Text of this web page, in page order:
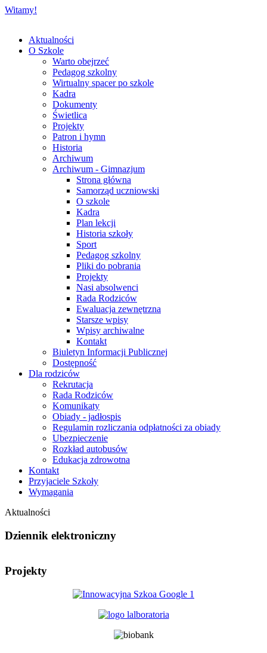
Witamy!
Aktualności
O Szkole
Warto obejrzeć
Pedagog szkolny
Wirtualny spacer po szkole
Kadra
Dokumenty
Świetlica
Projekty
Patron i hymn
Historia
Archiwum
Archiwum - Gimnazjum
Strona główna
Samorząd uczniowski
O szkole
Kadra
Plan lekcji
Historia szkoły
Sport
Pedagog szkolny
Pliki do pobrania
Projekty
Nasi absolwenci
Rada Rodziców
Ewaluacja zewnętrzna
Starsze wpisy
Wpisy archiwalne
Kontakt
Biuletyn Informacji Publicznej
Dostępność
Dla rodziców
Rekrutacja
Rada Rodziców
Komunikaty
Obiady - jadłospis
Regulamin rozliczania odpłatności za obiady
Ubezpieczenie
Rozkład autobusów
Edukacja zdrowotna
Kontakt
Przyjaciele Szkoły
Wymagania
Aktualności
Dziennik elektroniczny
Projekty